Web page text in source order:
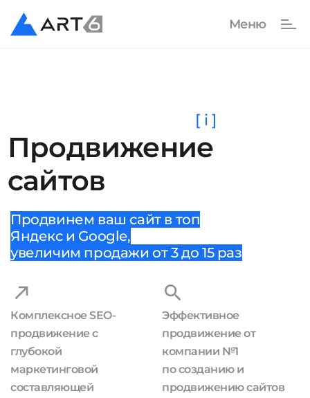
Продвижение
сайтов
[ i ]
Продвинем ваш сайт в топ
Яндекс и Google,
увеличим продажи от 3 до 15 раз
Комплексное SEO-
продвижение с
глубокой
маркетинговой
составляющей
Эффективное
продвижение от
компании №1
по созданию и
продвижению сайтов